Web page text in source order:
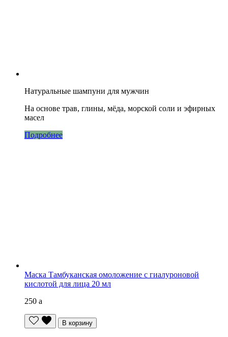
Натуральные шампуни для мужчин
На основе трав, глины, мёда, морской соли и эфирных
масел
Подробнее
Маска Тамбуканская омоложение с гиалуроновой
кислотой для лица 20 мл
250 a
В корзину